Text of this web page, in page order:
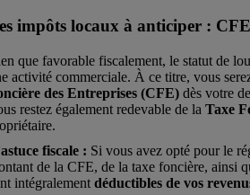
impôts locaux à anticiper :
que favorable fiscalement, le statut de
activité commerciale. À ce titre, vous
des Entreprises (CFE) dès votre
restez également redevable de laTaxe
fiscale : Si vous avez opté pour le
de la CFE, de la taxe foncière, ainsi
intégralementdéductibles de vos